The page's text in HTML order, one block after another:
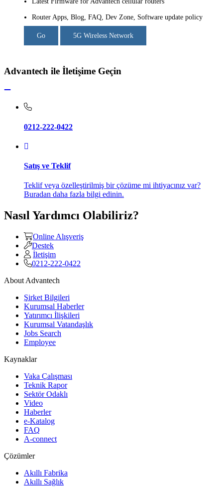
Router Apps, Blog, FAQ, Dev Zone, Software update policy
Go 5G Wireless Network
Advantech ile İletişime Geçin
0212-222-0422
Satış ve Teklif
Teklif veya özelleştirilmiş bir çözüme mi ihtiyacınız var?
Buradan daha fazla bilgi edinin.
Nasıl Yardımcı Olabiliriz?
Online Alışveriş
Destek
İletişim
0212-222-0422
About Advantech
Şirket Bilgileri
Kurumsal Haberler
Yatırımcı İlişkileri
Kurumsal Vatandaşlık
Jobs Search
Employee
Kaynaklar
Vaka Çalışması
Teknik Rapor
Sektör Odaklı
Video
Haberler
e-Katalog
FAQ
A-connect
Çözümler
Akıllı Fabrika
Akıllı Sağlık